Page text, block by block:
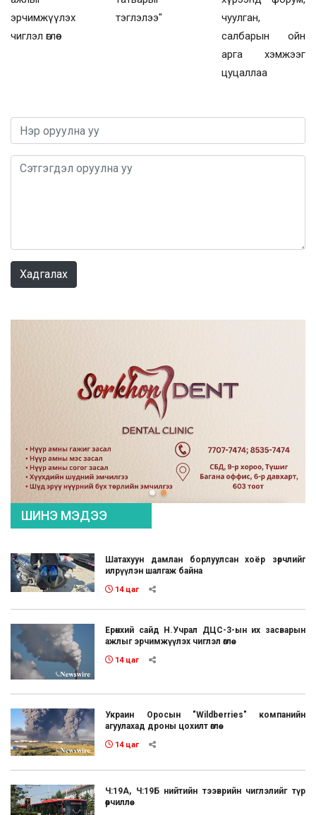
эрчимжүүлэх
чиглэл өглөө
тэглэлээ"
чуулган,
салбарын ойн
арга хэмжээг
цуцаллаа
Хадгалах
ШИНЭ МЭДЭЭ
Шатахуун дамлан борлуулсан хоёр зөрчлийг
илрүүлэн шалгаж байна
14 цаг
Ерөнхий сайд Н.Учрал ДЦС-3-ын их засварын
ажлыг эрчимжүүлэх чиглэл өглөө
14 цаг
Украин Оросын "Wildberries" компанийн
агуулахад дроны цохилт өглөө
14 цаг
Ч:19А, Ч:19Б нийтийн тээврийн чиглэлийг түр
өөрчиллөө